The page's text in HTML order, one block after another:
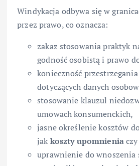
Windykacja odbywa się w
przez prawo, co oznacza:
zakaz stosowania praktyk
godność osobistą i prawo
konieczność
dotyczących danych
stosowanie klauzul
umowach konsumenckich,
jasne określenie kosztów
jak koszty upomnienia
uprawnienie do wnoszenia